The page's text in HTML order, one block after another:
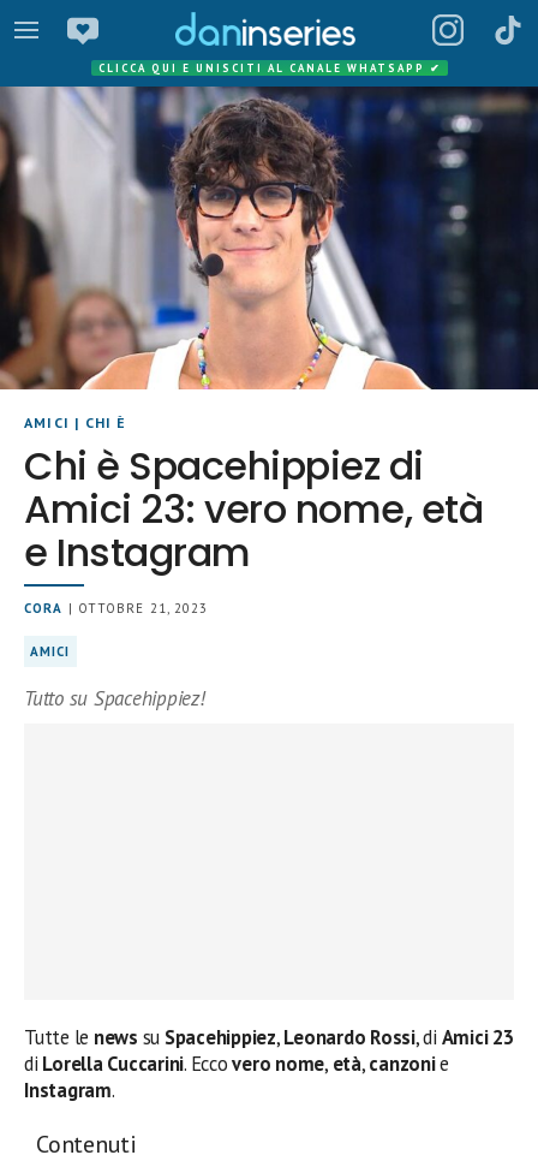
CLICCA QUI E UNISCITI AL CANALE WHATSAPP ✔
AMICI | CHI È
Chi è Spacehippiez di
Amici 23: vero nome, età
e Instagram
CORA | OTTOBRE 21, 2023
AMICI
Tutto su Spacehippiez!
Tutte le news su Spacehippiez,Leonardo Rossi, di Amici 23
di Lorella Cuccarini. Eccovero nome, età,canzonie
Instagram.
Contenuti